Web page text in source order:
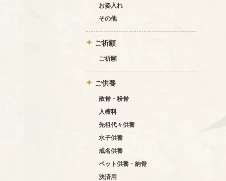
お姿入れ
その他
ご祈願
ご祈願
ご供養
散骨・粉骨
入檀料
先祖代々供養
水子供養
戒名供養
ペット供養・納骨
決済用